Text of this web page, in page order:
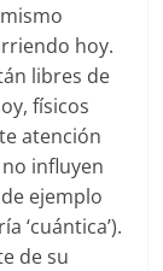
hoy.
libres de
físicos
atención
influyen
ejemplo
‘cuántica’).
de su